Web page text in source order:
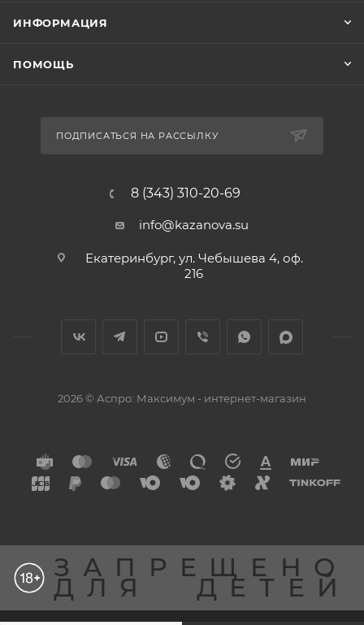
ИНФОРМАЦИЯ
ПОМОЩЬ
ПОДПИСАТЬСЯ НА РАССЫЛКУ
8 (343) 310-20-69
info@kazanova.su
Екатеринбург, ул. Чебышева 4, оф.
216
2026 © Аспро: Максимум - интернет-магазин
ЗАПРЕЩЕНО
ДЛЯ ДЕТЕЙ